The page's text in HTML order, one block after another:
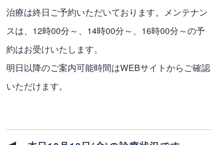
治療は終日ご予約いただいております。メンテナン
スは、12時00分～、14時00分～、16時00分～の予
約はお受けいたします。
明日以降のご案内可能時間はWEBサイトからご確認
いただけます。